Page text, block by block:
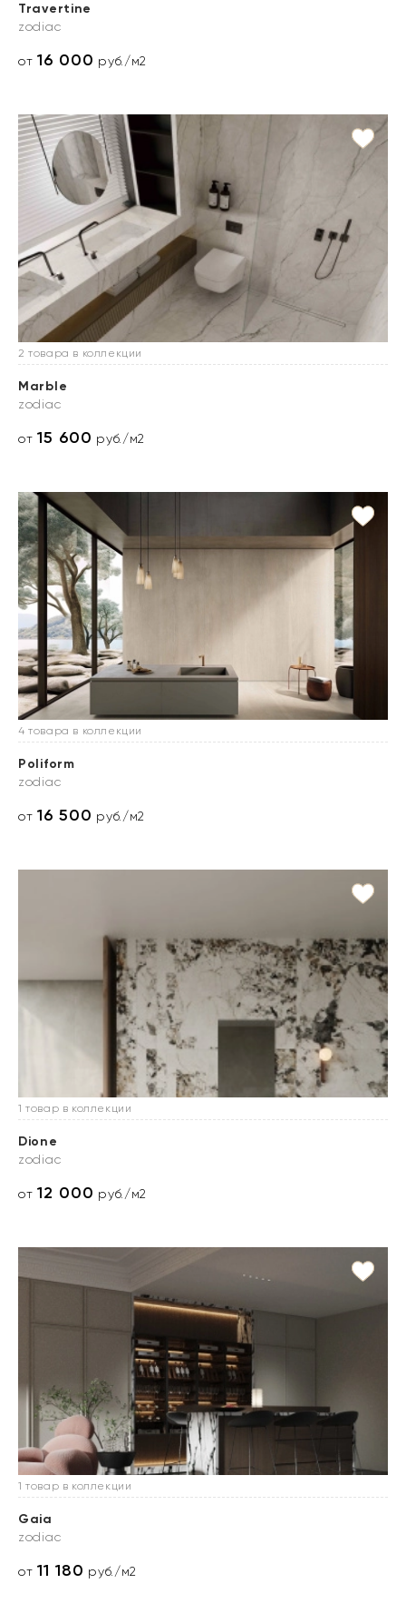
Travertine
zodiac
от16 000 руб./м2
2 товара в коллекции
Marble
zodiac
от15 600 руб./м2
4 товара в коллекции
Poliform
zodiac
от16 500 руб./м2
1 товар в коллекции
Dione
zodiac
от12 000 руб./м2
1 товар в коллекции
Gaia
zodiac
от11 180 руб./м2